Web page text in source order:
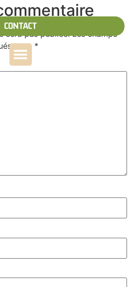
CONTACT
sera pas publiée. Les champs
avec *